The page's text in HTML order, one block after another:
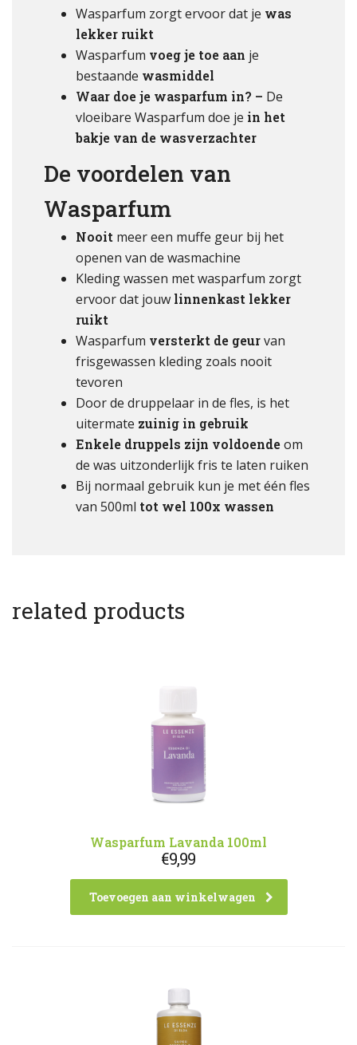
Wasparfum zorgt ervoor dat je was
lekker ruikt
Wasparfum voeg je toe aan je
bestaande wasmiddel
Waar doe je wasparfum in? – De
vloeibare Wasparfum doe je in het
bakje van de wasverzachter
De voordelen van
Wasparfum
Nooit meer een muffe geur bij het
openen van de wasmachine
Kleding wassen met wasparfum zorgt
ervoor dat jouw linnenkast lekker
ruikt
Wasparfum versterkt de geurvan
frisgewassen kleding zoals nooit
tevoren
Door de druppelaar in de fles, is het
uitermate zuinig in gebruik
Enkele druppels zijn voldoendeom
de was uitzonderlijk fris te laten ruiken
Bij normaal gebruik kun je met één fles
van 500ml tot wel 100x wassen
related products
Wasparfum Lavanda 100ml
€9,99
Toevoegen aan winkelwagen